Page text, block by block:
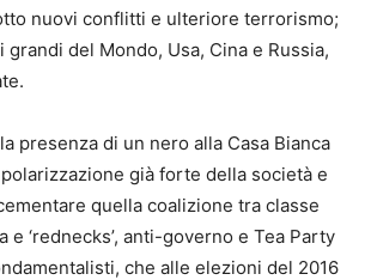
nuovi conflitti e ulteriore terrorismo;
del Mondo, Usa, Cina e Russia,
presenza di un nero alla Casa Bianca
già forte della società e
quella coalizione tra classe
e ‘rednecks’, anti-governo e Tea Party
che alle elezioni del 2016